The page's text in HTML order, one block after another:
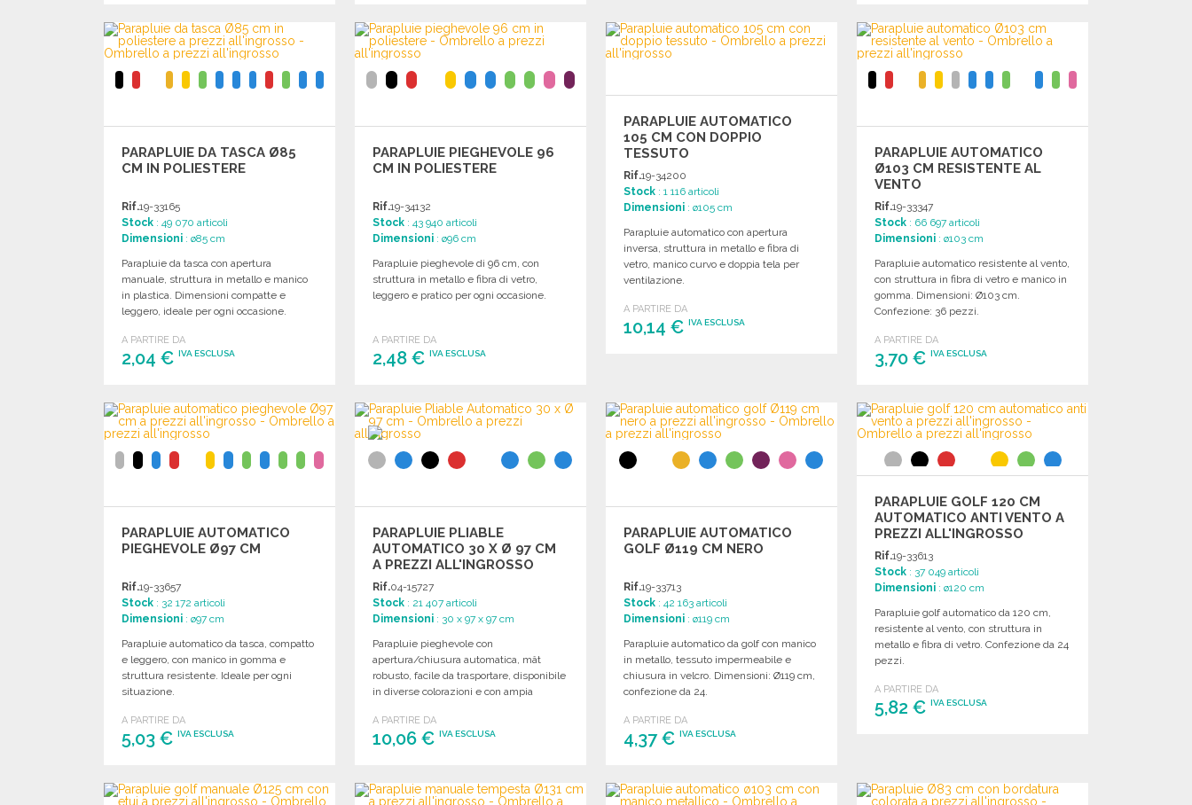
Richiedi un preventivo Richiedi un preventivo
Richiedi un preventivo
Richiedi un preventivo
PARAPLUIE DA TASCA Ø85
CM IN POLIESTERE
Rif.19-33165
Stock : 49 070 articoli
Dimensioni : ø85 cm
Parapluie da tasca con apertura
manuale, struttura in metallo e manico
in plastica. Dimensioni compatte e
leggero, ideale per ogni occasione.
A PARTIRE DA
2,04 € IVA ESCLUSA
Richiedi un preventivo
PARAPLUIE PIEGHEVOLE 96
CM IN POLIESTERE
Rif.19-34132
Stock : 43 940 articoli
Dimensioni : ø96 cm
Parapluie pieghevole di 96 cm, con
struttura in metallo e fibra di vetro,
leggero e pratico per ogni occasione.
A PARTIRE DA
2,48 €IVA ESCLUSA
Richiedi un preventivo
PARAPLUIE AUTOMATICO
105 CM CON DOPPIO
TESSUTO
Rif.19-34200
Stock : 1 116 articoli
Dimensioni : ø105 cm
Parapluie automatico con apertura
inversa, struttura in metallo e fibra di
vetro, manico curvo e doppia tela per
ventilazione.
A PARTIRE DA
10,14 €IVA ESCLUSA
PARAPLUIE AUTOMATICO
Ø103 CM RESISTENTE AL
VENTO
Rif.19-33347
Stock : 66 697 articoli
Dimensioni : ø103 cm
Parapluie automatico resistente al vento,
con struttura in fibra di vetro e manico in
gomma. Dimensioni: Ø103 cm.
Confezione: 36 pezzi.
A PARTIRE DA
3,70 €IVA ESCLUSA
Richiedi un preventivo
PARAPLUIE AUTOMATICO
PIEGHEVOLE Ø97 CM
Rif.19-33657
Stock : 32 172 articoli
Dimensioni : ø97 cm
Parapluie automatico da tasca, compatto
e leggero, con manico in gomma e
struttura resistente. Ideale per ogni
situazione.
A PARTIRE DA
5,03 € IVA ESCLUSA
PARAPLUIE PLIABLE
AUTOMATICO 30 X Ø 97 CM
A PREZZI ALL'INGROSSO
Rif.04-15727
Stock : 21 407 articoli
Dimensioni : 30 x 97 x 97 cm
Parapluie pieghevole con
apertura/chiusura automatica, mât
robusto, facile da trasportare, disponibile
in diverse colorazioni e con ampia
A PARTIRE DA
10,06 €IVA ESCLUSA
PARAPLUIE AUTOMATICO
GOLF Ø119 CM NERO
Rif.19-33713
Stock : 42 163 articoli
Dimensioni : ø119 cm
Parapluie automatico da golf con manico
in metallo, tessuto impermeabile e
chiusura in velcro. Dimensioni: Ø119 cm,
confezione da 24.
A PARTIRE DA
4,37 €IVA ESCLUSA
PARAPLUIE GOLF 120 CM
AUTOMATICO ANTI VENTO A
PREZZI ALL'INGROSSO
Rif.19-33613
Stock : 37 049 articoli
Dimensioni : ø120 cm
Parapluie golf automatico da 120 cm,
resistente al vento, con struttura in
metallo e fibra di vetro. Confezione da 24
pezzi.
A PARTIRE DA
5,82 €IVA ESCLUSA